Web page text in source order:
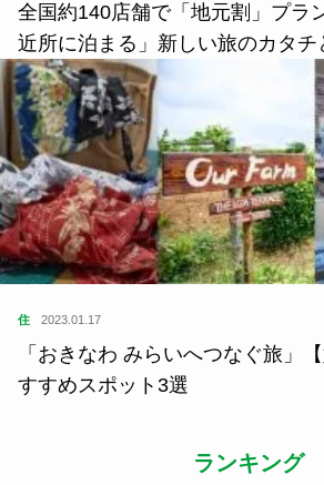
全国約140店舗で「地元割」プラ
近所に泊まる」新しい旅のカタチ
住 2023.01.17
「おきなわ みらいへつなぐ旅」
すすめスポット3選
ランキング